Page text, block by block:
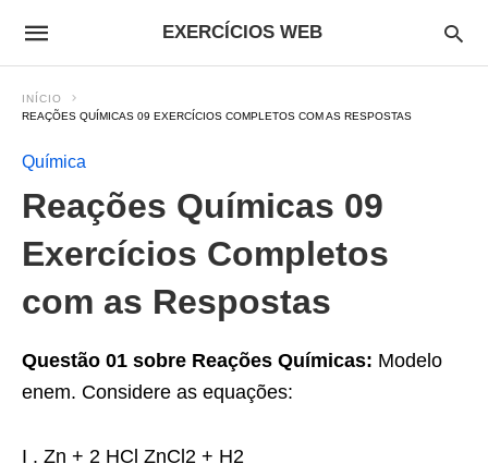
EXERCÍCIOS WEB
INÍCIO
REAÇÕES QUÍMICAS 09 EXERCÍCIOS COMPLETOS COM AS RESPOSTAS
Química
Reações Químicas 09
Exercícios Completos
com as Respostas
Questão 01 sobre Reações Químicas: Modelo
enem. Considere as equações:
I . Zn + 2 HCl ZnCl2 + H2